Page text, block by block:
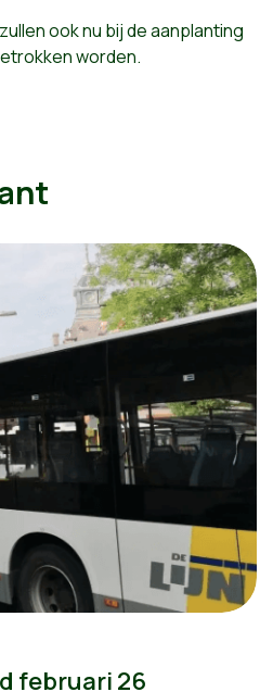
ook nu bij de aanplanting
worden.
februari 26